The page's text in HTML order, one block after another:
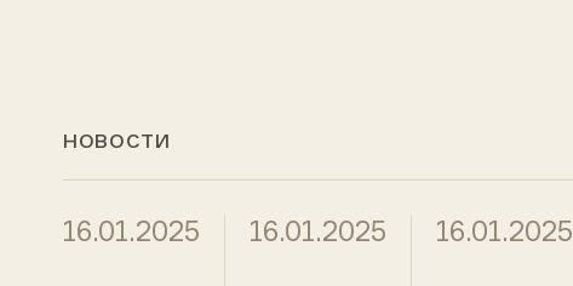
НОВОСТИ
16.01.2025 16.01.2025 16.01.2025